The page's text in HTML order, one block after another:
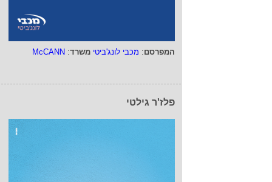
המפרסם: מכבי לונג'ביטי משרד:
McCANN
פלז'ר גילטי